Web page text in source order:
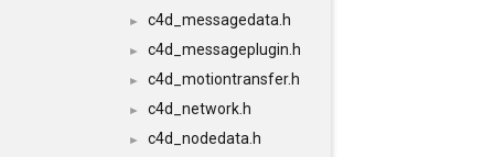
► c4d_messagedata.h
► c4d_messageplugin.h
► c4d_motiontransfer.h
► c4d_network.h
►
c4d_nodedata.h